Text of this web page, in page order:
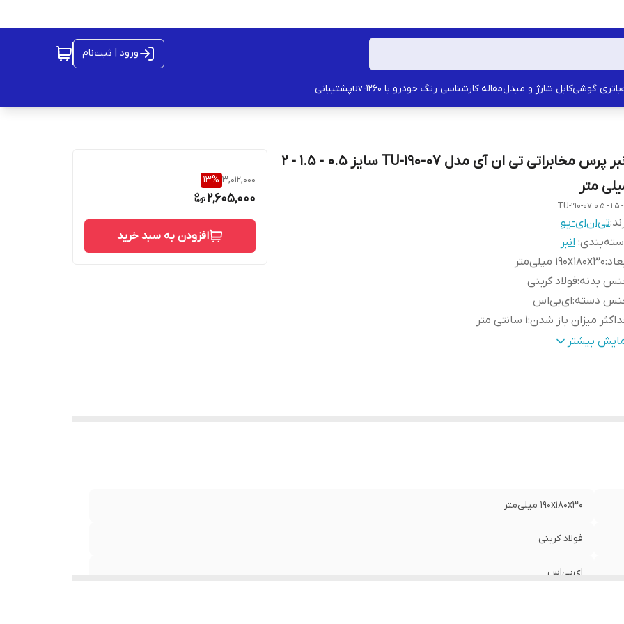
ورود | ثبت‌نام
باتری گوشیکابل شارژ و مبدلمقاله کارشناسی رنگ خودرو با uv-1260 پشتیبانی
انبر پرس مخابراتی تی ان آی مدل TU-190-07 سایز 0.5 - 1.5 - 2
متر
TU-190-07 0.5 - 1.5
تی‌ان‌ای-یو
: انبر
:190x180x30 میلی‌متر
بدنه:فولاد کربنی
دسته:ای‌بی‌اس
میزان باز شدن:1 سانتی متر
انبر وایر شو
بیشتر
3,012,000
13%
2,605,000
افزودن به سبد خرید
190x180x30 میلی‌متر
فولاد کربنی
ای‌بی‌اس